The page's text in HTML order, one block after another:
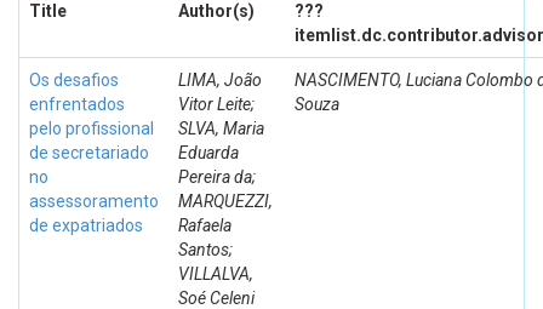
Title Author(s)
???
Os desafios
enfrentados
pelo profissional
de secretariado
no
assessoramento
de expatriados
LIMA, João
Vitor Leite;
SLVA, Maria
Eduarda
Pereira da;
MARQUEZZI,
Rafaela
Santos;
VILLALVA,
Soé Celeni
NASCIMENTO, Luciana Colombo
Souza